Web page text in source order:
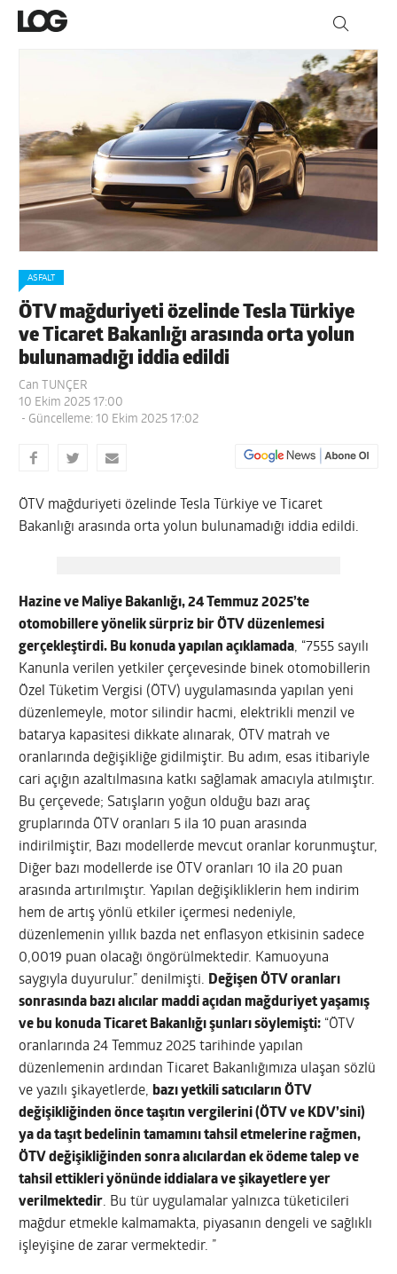
ASFALT
ÖTV mağduriyeti özelinde Tesla Türkiye
ve Ticaret Bakanlığı arasında orta yolun
bulunamadığı iddia edildi
Can TUNÇER
10 Ekim 2025 17:00
- Güncelleme: 10 Ekim 2025 17:02
ÖTV mağduriyeti özelinde Tesla Türkiye ve Ticaret
Bakanlığı arasında orta yolun bulunamadığı iddia edildi.
Hazine ve Maliye Bakanlığı, 24 Temmuz 2025’te
otomobillere yönelik sürpriz bir ÖTV düzenlemesi
gerçekleştirdi. Bu konuda yapılan açıklamada, “7555 sayılı
Kanunla verilen yetkiler çerçevesinde binek otomobillerin
Özel Tüketim Vergisi (ÖTV) uygulamasında yapılan yeni
düzenlemeyle, motor silindir hacmi, elektrikli menzil ve
batarya kapasitesi dikkate alınarak, ÖTV matrah ve
oranlarında değişikliğe gidilmiştir. Bu adım, esas itibariyle
cari açığın azaltılmasına katkı sağlamak amacıyla atılmıştır.
Bu çerçevede; Satışların yoğun olduğu bazı araç
gruplarında ÖTV oranları 5 ila 10 puan arasında
indirilmiştir, Bazı modellerde mevcut oranlar korunmuştur,
Diğer bazı modellerde ise ÖTV oranları 10 ila 20 puan
arasında artırılmıştır. Yapılan değişikliklerin hem indirim
hem de artış yönlü etkiler içermesi nedeniyle,
düzenlemenin yıllık bazda net enflasyon etkisinin sadece
0,0019 puan olacağı öngörülmektedir. Kamuoyuna
saygıyla duyurulur.” denilmişti. Değişen ÖTV oranları
sonrasında bazı alıcılar maddi açıdan mağduriyet yaşamış
ve bu konuda Ticaret Bakanlığı şunları söylemişti: “ÖTV
oranlarında 24 Temmuz 2025 tarihinde yapılan
düzenlemenin ardından Ticaret Bakanlığımıza ulaşan sözlü
ve yazılı şikayetlerde, bazı yetkili satıcıların ÖTV
değişikliğinden önce taşıtın vergilerini (ÖTV ve KDV’sini)
ya da taşıt bedelinin tamamını tahsil etmelerine rağmen,
ÖTV değişikliğinden sonra alıcılardan ek ödeme talep ve
tahsil ettikleri yönünde iddialara ve şikayetlere yer
verilmektedir. Bu tür uygulamalar yalnızca tüketicileri
mağdur etmekle kalmamakta, piyasanın dengeli ve sağlıklı
işleyişine de zarar vermektedir. ”